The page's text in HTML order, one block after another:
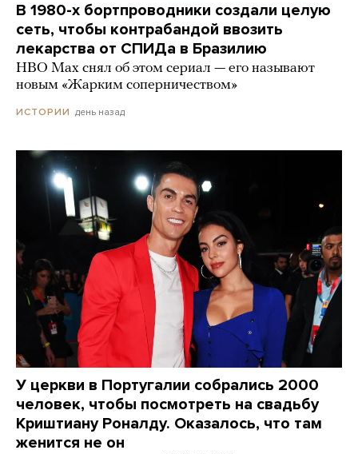
В 1980-х бортпроводники создали целую
сеть, чтобы контрабандой ввозить
лекарства от СПИДа в Бразилию
HBO Max снял об этом сериал — его называют
новым «Жарким соперничеством»
ИСТОРИИ день назад
У церкви в Португалии собрались 2000
человек, чтобы посмотреть на свадьбу
Криштиану Роналду. Оказалось, что там
женится не он